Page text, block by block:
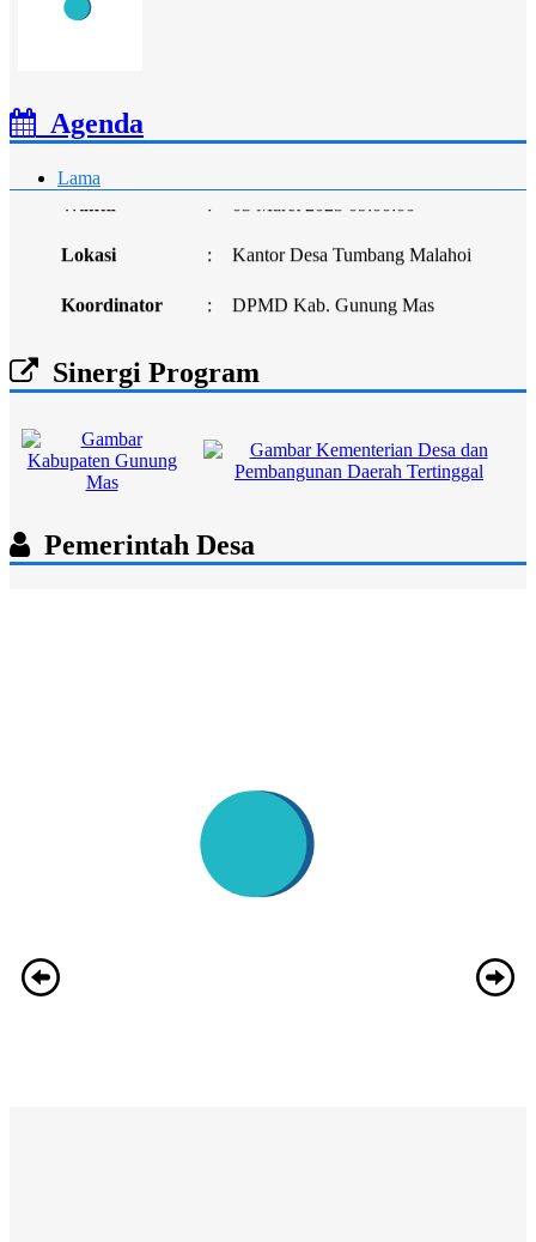
Agenda
Lama
Kegiatan: Persiapan Observasi Calon Percontohan Desa
Anti Korupsi Tahun Anggaran 2025
Waktu
Sinergi Program
Pemerintah Desa